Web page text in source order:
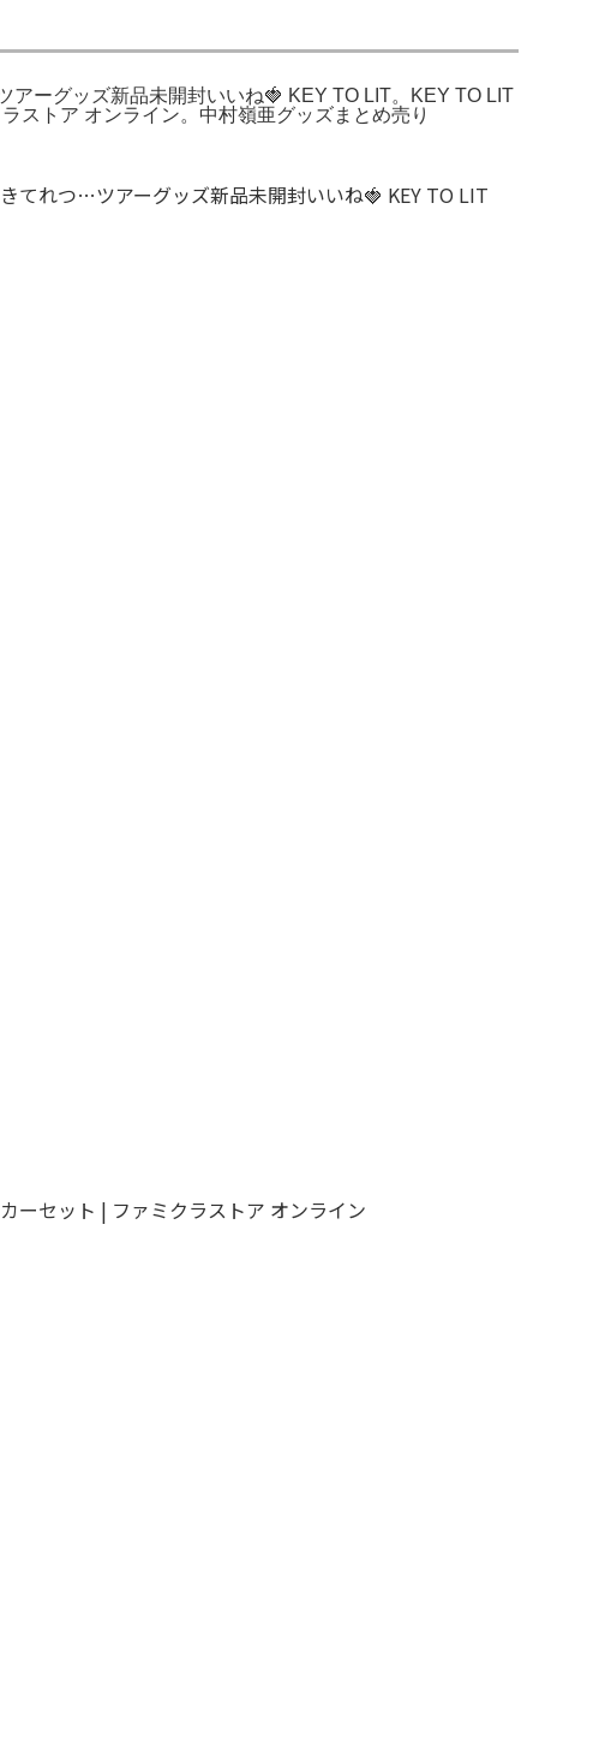
ーグッズ新品未開封いいね🍓 KEY TO LIT。KEY TO LIT
ストア オンライン。中村嶺亜グッズまとめ売り